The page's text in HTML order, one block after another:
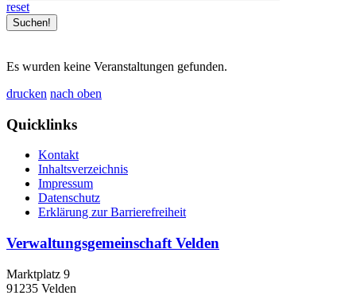
reset
Es wurden keine Veranstaltungen gefunden.
drucken nach oben
Quicklinks
Kontakt
Inhaltsverzeichnis
Impressum
Datenschutz
Erklärung zur Barrierefreiheit
Verwaltungsgemeinschaft Velden
Marktplatz 9
91235 Velden